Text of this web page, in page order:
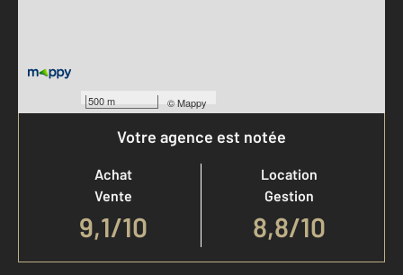
500 m ©Mappy
Votre agence est notée
Achat
Vente
9,1/10
Location
Gestion
8,8/10